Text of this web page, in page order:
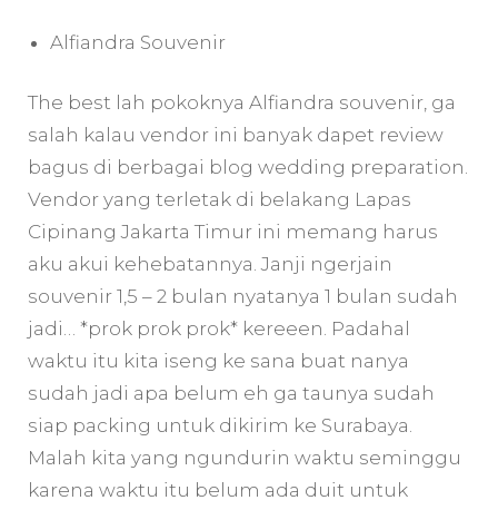
Alfiandra Souvenir
The best lah pokoknya Alfiandra souvenir, ga
salah kalau vendor ini banyak dapet review
bagus di berbagai blog wedding preparation.
Vendor yang terletak di belakang Lapas
Cipinang Jakarta Timur ini memang harus
aku akui kehebatannya. Janji ngerjain
souvenir 1,5 – 2 bulan nyatanya 1 bulan sudah
jadi… *prok prok prok* kereeen. Padahal
waktu itu kita iseng ke sana buat nanya
sudah jadi apa belum eh ga taunya sudah
siap packing untuk dikirim ke Surabaya.
Malah kita yang ngundurin waktu seminggu
karena waktu itu belum ada duit untuk